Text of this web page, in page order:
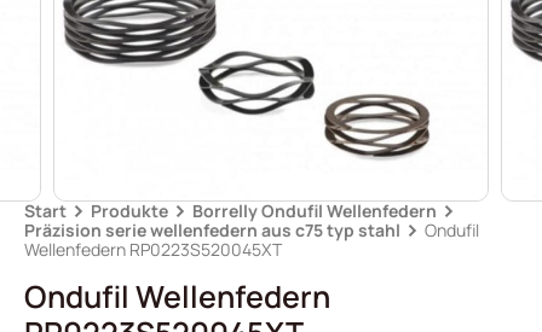
Start Produkte
Borrelly Ondufil Wellenfedern
Präzision serie wellenfedern aus c75 typ stahl
Ondufil
Wellenfedern RP0223S520045XT
Ondufil Wellenfedern